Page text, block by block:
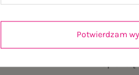
Potwierdzam